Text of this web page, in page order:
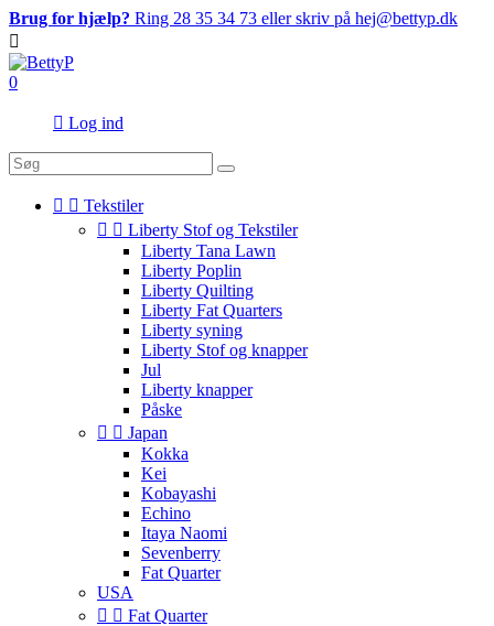
Brug for hjælp? Ring 28 35 34 73 eller skriv på hej@bettyp.dk

0
 Log ind
  Tekstiler
  Liberty Stof og Tekstiler
Liberty Tana Lawn
Liberty Poplin
Liberty Quilting
Liberty Fat Quarters
Liberty syning
Liberty Stof og knapper
Jul
Liberty knapper
Påske
  Japan
Kokka
Kei
Kobayashi
Echino
Itaya Naomi
Sevenberry
Fat Quarter
USA
  Fat Quarter